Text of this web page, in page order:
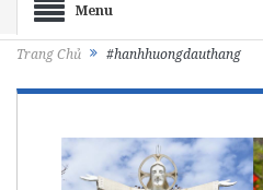
Menu
Trang Chủ #hanhhuongdauthang